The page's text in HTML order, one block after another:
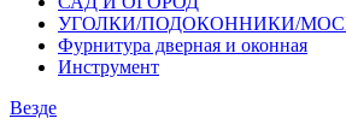
УГОЛКИ/ПОДОКОННИКИ/
Фурнитура дверная и оконная
Инструмент
Везде